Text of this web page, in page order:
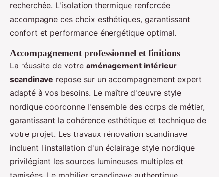
recherchée. L'isolation thermique renforcée
accompagne ces choix esthétiques, garantissant
confort et performance énergétique optimal.
Accompagnement professionnel et finitions
La réussite de votre aménagement intérieur
scandinave repose sur un accompagnement expert
adapté à vos besoins. Le maître d'œuvre style
nordique coordonne l'ensemble des corps de métier,
garantissant la cohérence esthétique et technique de
votre projet. Les travaux rénovation scandinave
incluent l'installation d'un éclairage style nordique
privilégiant les sources lumineuses multiples et